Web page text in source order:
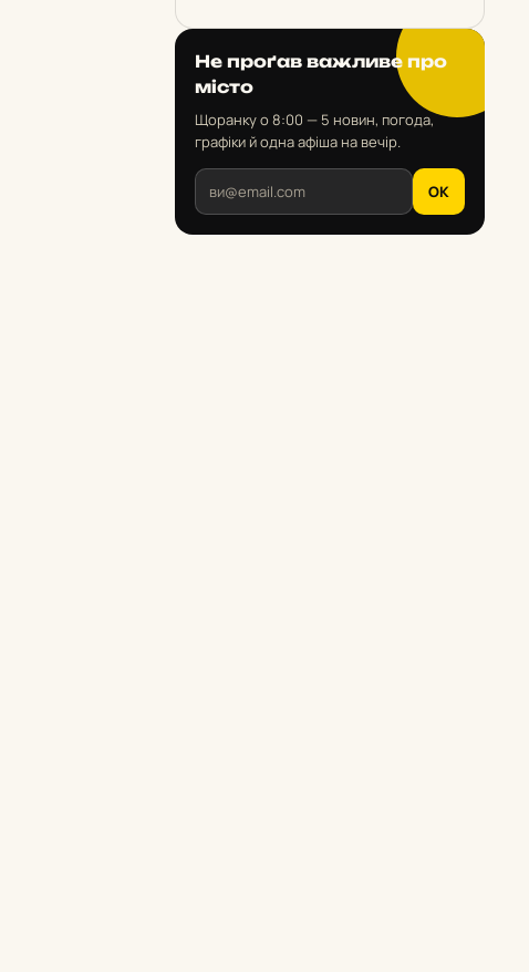
Не проґав важливе про
місто
Щоранку о 8:00 — 5 новин, погода,
графіки й одна афіша на вечір.
OK